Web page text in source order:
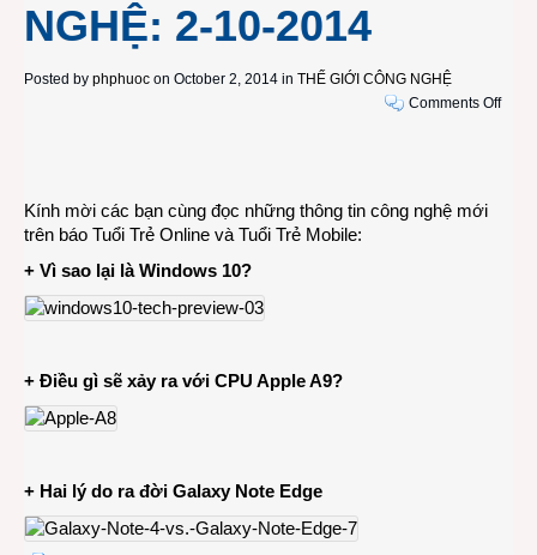
NGHỆ: 2-10-2014
Posted by phphuoc on October 2, 2014 in THẾ GIỚI CÔNG NGHỆ
Comments Offon
Kính mời các bạn cùng đọc những thông tin công nghệ mới
trên báo Tuổi Trẻ Online và Tuổi Trẻ Mobile:
+ Vì sao lại là Windows 10?
+ Điều gì sẽ xảy ra với CPU Apple A9?
+ Hai lý do ra đời Galaxy Note Edge